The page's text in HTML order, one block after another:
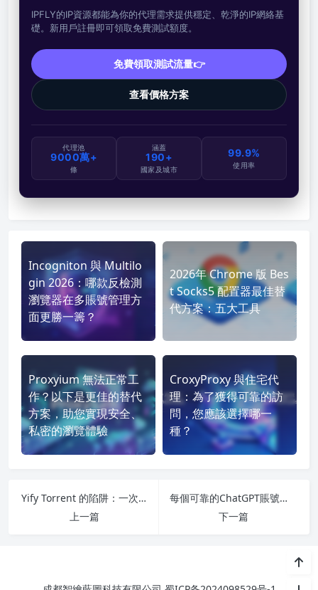
IPFLY的IP資源都能為你的代理需求提供穩定、乾淨的IP網絡基
礎。新用戶註冊即可領取免費測試額度。
免費領取測試流量👉
查看價格方案
代理池
9000萬+
條
涵蓋
190+
國家及城市
99.9%
使用率
Incogniton 與 Multilo
gin 2026：哪款反檢測
瀏覽器在多賬號管理方
面更勝一籌？
2026年 Chrome 版 Bes
t Socks5 配置器最佳替
代方案：五大工具
Proxyium 無法正常工
作？以下是更佳的替代
方案，助您實現安全、
私密的瀏覽體驗
CroxyProxy 與住宅代
理：為了獲得可靠的訪
問，您應該選擇哪一
種？
Yify Torrent 的陷阱：一次搜索如何讓您的企業 IP 被列入黑名單
上一篇
每個可靠的ChatGPT賬號背後那個難以察覺的網絡層
下一篇